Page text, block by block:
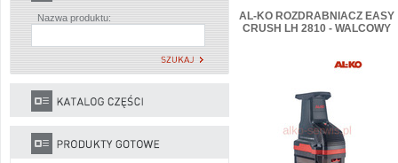
Nazwa produktu:
AL-KO ROZDRABNIACZ EASY
CRUSH LH 2810 - WALCOWY